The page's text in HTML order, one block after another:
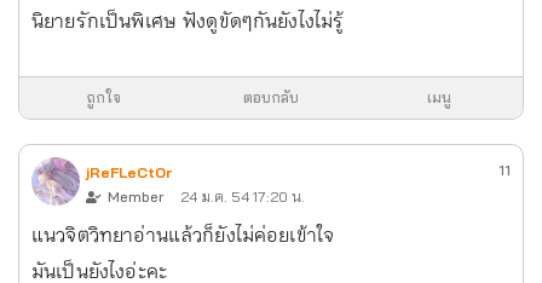
นิยายรักเป็นพิเศษ ฟังดูขัดๆกันยังไงไม่รู้
ถูกใจ ตอบกลับ เมนู
jReFLeCtOr
Member
24 ม.ค. 54 17:20 น.
11
แนวจิตวิทยาอ่านแล้วก็ยังไม่ค่อยเข้าใจ
มันเป็นยังไงอ่ะคะ